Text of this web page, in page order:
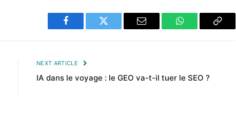
Facebook Twitter Email WhatsAppCopy
NEXT ARTICLE
IA dans le voyage : le GEO va-t-il tuer le SEO ?